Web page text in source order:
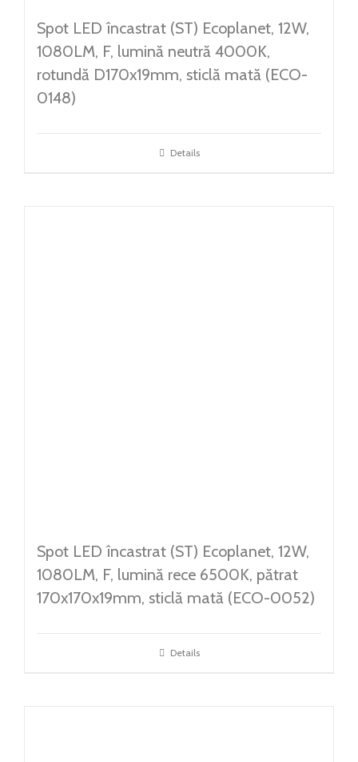
Spot LED încastrat (ST) Ecoplanet, 12W,
1080LM, F, lumină neutră 4000K,
rotundă D170x19mm, sticlă mată (ECO-
0148)
Details
Spot LED încastrat (ST) Ecoplanet, 12W,
1080LM, F, lumină rece 6500K, pătrat
170x170x19mm, sticlă mată (ECO-0052)
Details